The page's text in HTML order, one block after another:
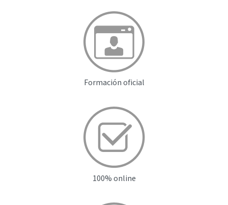
Formación oficial
100% online